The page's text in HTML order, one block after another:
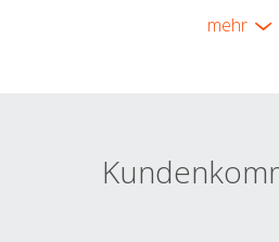
mehr